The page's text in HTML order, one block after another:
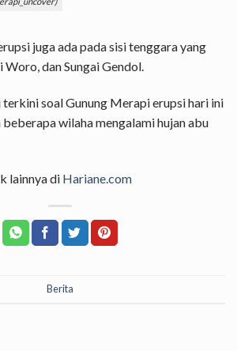
juga ada pada sisi tenggara yang
Woro, dan Sungai Gendol.
soal Gunung Merapi erupsi hari ini
wilaha mengalami hujan abu
lainnya di Hariane.com
Berita